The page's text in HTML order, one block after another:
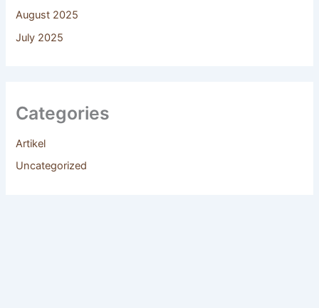
August 2025
July 2025
Categories
Artikel
Uncategorized